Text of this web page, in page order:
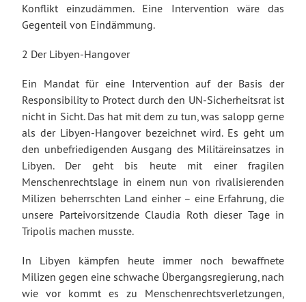
Konflikt einzudämmen. Eine Intervention wäre das
Gegenteil von Eindämmung.
2 Der Libyen-Hangover
Ein Mandat für eine Intervention auf der Basis der
Responsibility to Protect durch den UN-Sicherheitsrat ist
nicht in Sicht. Das hat mit dem zu tun, was salopp gerne
als der Libyen-Hangover bezeichnet wird. Es geht um
den unbefriedigenden Ausgang des Militäreinsatzes in
Libyen. Der geht bis heute mit einer fragilen
Menschenrechtslage in einem nun von rivalisierenden
Milizen beherrschten Land einher – eine Erfahrung, die
unsere Parteivorsitzende Claudia Roth dieser Tage in
Tripolis machen musste.
In Libyen kämpfen heute immer noch bewaffnete
Milizen gegen eine schwache Übergangsregierung, nach
wie vor kommt es zu Menschenrechtsverletzungen,